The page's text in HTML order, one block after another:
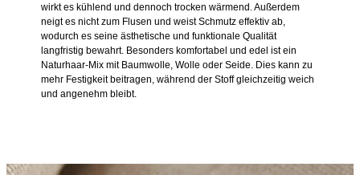
wirkt es kühlend und dennoch trocken wärmend. Außerdem
neigt es nicht zum Flusen und weist Schmutz effektiv ab,
wodurch es seine ästhetische und funktionale Qualität
langfristig bewahrt. Besonders komfortabel und edel ist ein
Naturhaar-Mix mit Baumwolle, Wolle oder Seide. Dies kann zu
mehr Festigkeit beitragen, während der Stoff gleichzeitig weich
und angenehm bleibt.